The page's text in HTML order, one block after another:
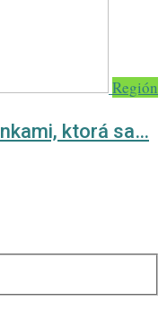
Región
ktorá sa…